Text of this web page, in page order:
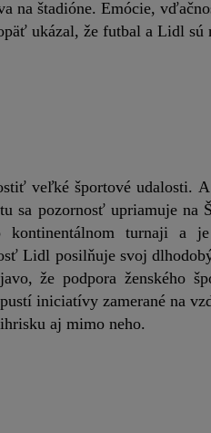
na štadióne. Emócie,
ukázal, že futbal a Lidl sú
veľké športové udalosti.
sa pozornosť upriamuje na
turnaji a je
Lidl posilňuje svoj
že podpora ženského
iniciatívy zamerané na
aj mimo neho.